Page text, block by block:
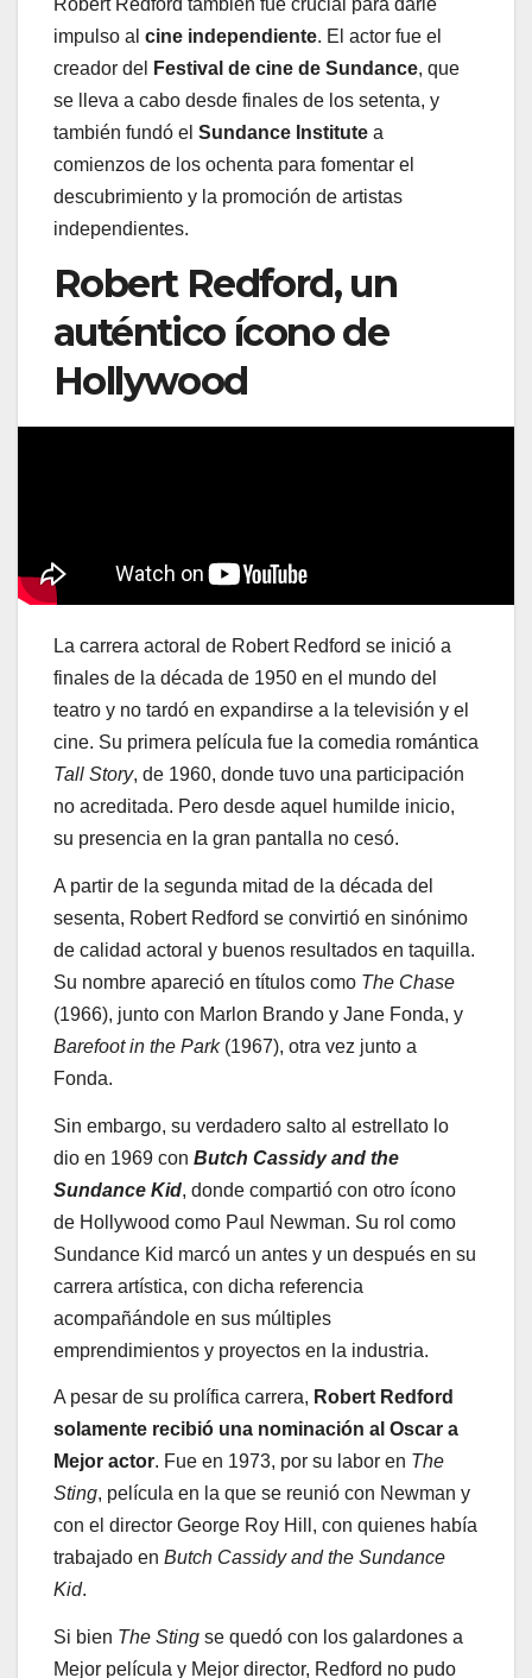
impulso al cine independiente. El actor fue el
creador del
Festival de cine de Sundance, que
se lleva a cabo desde finales de los setenta, y
también fundó el Sundance Institute a
comienzos de los ochenta para fomentar el
descubrimiento y la promoción de artistas
independientes.
Robert Redford, un
auténtico ícono de
Hollywood
La carrera actoral de Robert Redford se inició a
finales de la década de 1950 en el mundo del
teatro y no tardó en expandirse a la televisión y el
cine. Su primera película fue la comedia romántica
Tall Story, de 1960, donde tuvo una participación
no acreditada. Pero desde aquel humilde inicio,
su presencia en la gran pantalla no cesó.
A partir de la segunda mitad de la década del
sesenta, Robert Redford se convirtió en sinónimo
de calidad actoral y buenos resultados en taquilla.
Su nombre apareció en títulos como The Chase
(1966), junto con Marlon Brando y Jane Fonda, y
Barefoot in the Park(1967), otra vez junto a
Fonda.
Sin embargo, su verdadero salto al estrellato lo
dio en 1969 con Butch Cassidy and the
Sundance Kid, donde compartió con otro ícono
de Hollywood como Paul Newman. Su rol como
Sundance Kid marcó un antes y un después en su
carrera artística, con dicha referencia
acompañándole en sus múltiples
emprendimientos y proyectos en la industria.
A pesar de su prolífica carrera, Robert Redford
solamente recibió una nominación al Oscar a
Mejor actor. Fue en 1973, por su labor en The
Sting, película en la que se reunió con Newman y
con el director George Roy Hill, con quienes había
trabajado en Butch Cassidy and the Sundance
Kid.
Si bien The Sting se quedó con los galardones a
Mejor película y Mejor director, Redford no pudo